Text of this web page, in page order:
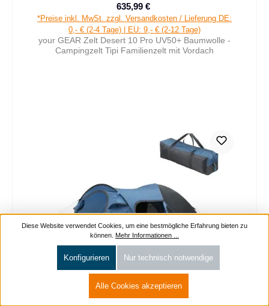
Verkaufspreis:
635,99 €
*Preise inkl. MwSt. zzgl. Versandkosten / Lieferung DE:
0,- € (2-4 Tage) | EU: 9,- € (2-12 Tage)
your GEAR Zelt Desert 10 Pro UV50+ Baumwolle -
Campingzelt Tipi Familienzelt mit Vordach
Diese Website verwendet Cookies, um eine bestmögliche Erfahrung bieten zu
können. Mehr Informationen ...
Nur technisch notwendige
Konfigurieren
Alle Cookies akzeptieren